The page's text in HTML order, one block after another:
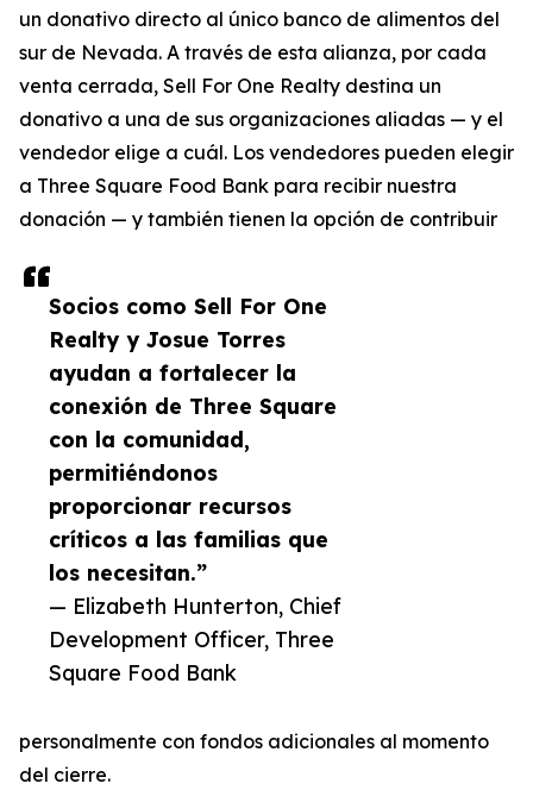
Socios como Sell For One
Realty y Josue Torres
ayudan a fortalecer la
conexión de Three Square
con la comunidad,
permitiéndonos
proporcionar recursos
críticos a las familias que
los necesitan.”
— Elizabeth Hunterton, Chief
Development Officer, Three
Square Food Bank
un donativo directo al único banco de alimentos del
sur de Nevada. A través de esta alianza, por cada
venta cerrada, Sell For One Realty destina un
donativo a una de sus organizaciones aliadas — y el
vendedor elige a cuál. Los vendedores pueden elegir
a Three Square Food Bank para recibir nuestra
donación — y también tienen la opción de contribuir
personalmente con fondos adicionales al momento
del cierre.